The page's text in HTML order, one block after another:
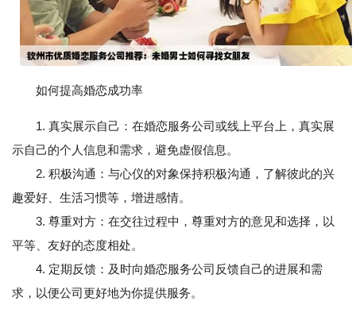
如何提高婚恋成功率
1. 真实展示自己：在婚恋服务公司或线上平台上，真实展
示自己的个人信息和需求，避免虚假信息。
2. 积极沟通：与心仪的对象保持积极沟通，了解彼此的兴
趣爱好、生活习惯等，增进感情。
3. 尊重对方：在交往过程中，尊重对方的意见和选择，以
平等、友好的态度相处。
4. 定期反馈：及时向婚恋服务公司反馈自己的进展和需
求，以便公司更好地为你提供服务。